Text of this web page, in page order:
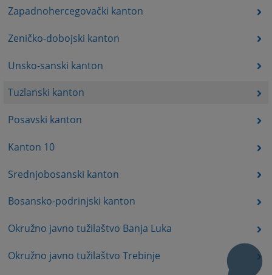
Zapadnohercegovački kanton
Zeničko-dobojski kanton
Unsko-sanski kanton
Tuzlanski kanton
Posavski kanton
Kanton 10
Srednjobosanski kanton
Bosansko-podrinjski kanton
Okružno javno tužilaštvo Banja Luka
Okružno javno tužilaštvo Trebinje